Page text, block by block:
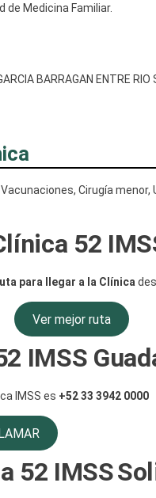
de Medicina Familiar.
BARRAGAN ENTRE
Cirugía
52
para llegar a la Clínica
Ver mejor ruta
IMSS
IMSS es +52 33 3942 0000
52 IMSS